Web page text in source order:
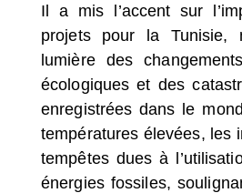
Il a mis l’accent sur
projets pour la Tunisie,
lumière des
écologiques et des
enregistrées dans le
températures élevées, les
tempêtes dues à
énergies fossiles,